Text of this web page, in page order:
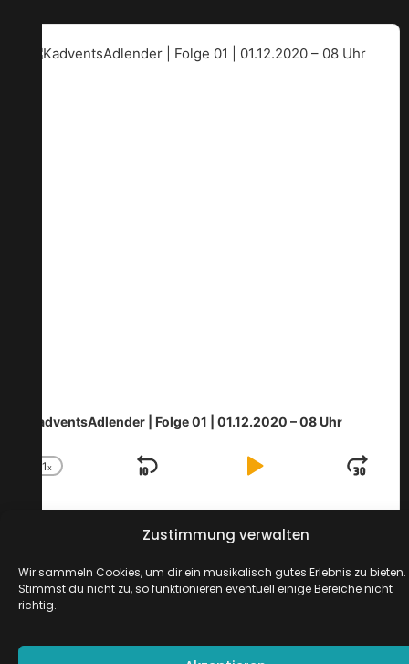
Zustimmung verwalten
Wir sammeln Cookies, um dir ein musikalisch gutes Erlebnis zu bieten.
Stimmst du nicht zu, so funktionieren eventuell einige Bereiche nicht
richtig.
Player
KadventsAdlender | Folge 01 | 01.12.2020 – 08 Uhr
Change
Rate
1x
Skip
Backward
Play
Pause
Episode
Episodes
List
Show